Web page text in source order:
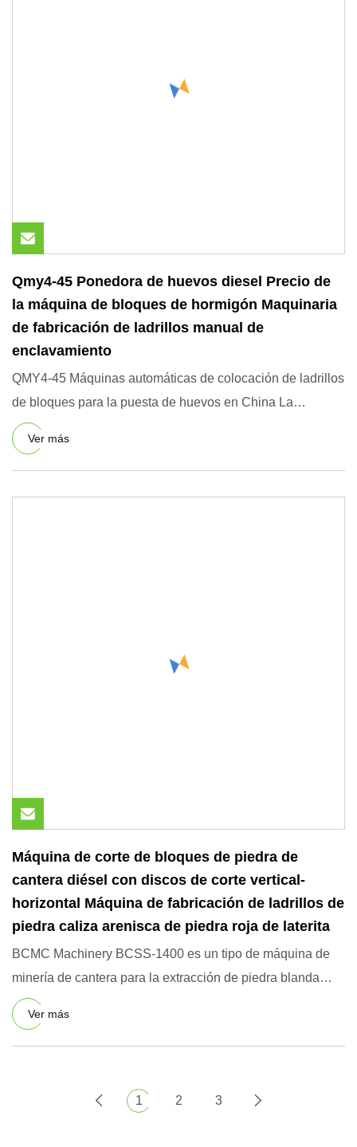
Qmy4-45 Ponedora de huevos diesel Precio de
la máquina de bloques de hormigón Maquinaria
de fabricación de ladrillos manual de
enclavamiento
QMY4-45 Máquinas automáticas de colocación de ladrillos
de bloques para la puesta de huevos en China La
máquina de bloq
Ver más
Máquina de corte de bloques de piedra de
cantera diésel con discos de corte vertical-
horizontal Máquina de fabricación de ladrillos de
piedra caliza arenisca de piedra roja de laterita
BCMC Machinery BCSS-1400 es un tipo de máquina de
minería de cantera para la extracción de piedra blanda
como arenisca,
Ver más
1 2 3